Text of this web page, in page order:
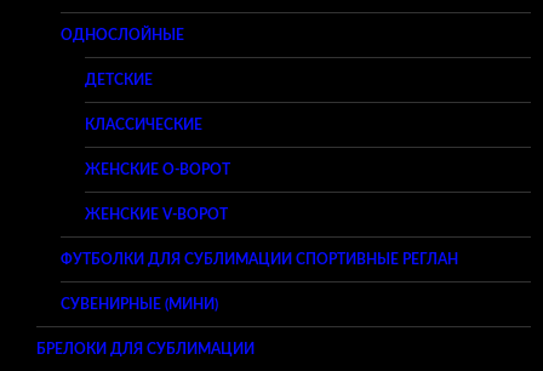
ОДНОСЛОЙНЫЕ
ДЕТСКИЕ
КЛАССИЧЕСКИЕ
ЖЕНСКИЕ O-ВОРОТ
ЖЕНСКИЕ V-ВОРОТ
ФУТБОЛКИ ДЛЯ СУБЛИМАЦИИ СПОРТИВНЫЕ РЕГЛАН
СУВЕНИРНЫЕ (МИНИ)
БРЕЛОКИ ДЛЯ СУБЛИМАЦИИ